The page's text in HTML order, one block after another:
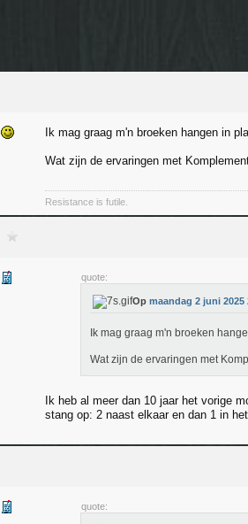
Ik mag graag m'n broeken hangen in
Wat zijn de ervaringen met
Resistance is futile.
quote:
Op maandag 2 juni 2025
Ik mag graag m'n broeken
Wat zijn de ervaringen met
Ik heb al meer dan 10 jaar het vorige
stang op: 2 naast elkaar en dan 1 in
quote: